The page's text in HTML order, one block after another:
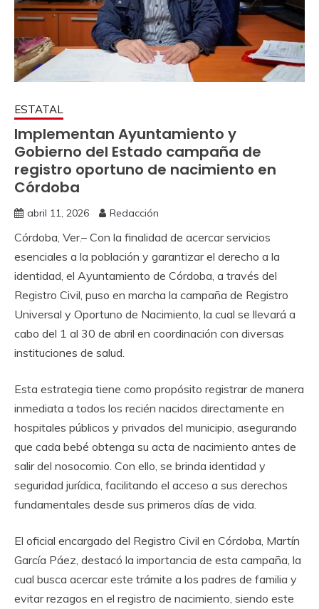
ESTATAL
Implementan Ayuntamiento y
Gobierno del Estado campaña de
registro oportuno de nacimiento en
Córdoba
abril 11, 2026 Redacción
Córdoba, Ver.– Con la finalidad de acercar servicios
esenciales a la población y garantizar el derecho a la
identidad, el Ayuntamiento de Córdoba, a través del
Registro Civil, puso en marcha la campaña de Registro
Universal y Oportuno de Nacimiento, la cual se llevará a
cabo del 1 al 30 de abril en coordinación con diversas
instituciones de salud.
Esta estrategia tiene como propósito registrar de manera
inmediata a todos los recién nacidos directamente en
hospitales públicos y privados del municipio, asegurando
que cada bebé obtenga su acta de nacimiento antes de
salir del nosocomio. Con ello, se brinda identidad y
seguridad jurídica, facilitando el acceso a sus derechos
fundamentales desde sus primeros días de vida.
El oficial encargado del Registro Civil en Córdoba, Martín
García Páez, destacó la importancia de esta campaña, la
cual busca acercar este trámite a los padres de familia y
evitar rezagos en el registro de nacimiento, siendo este